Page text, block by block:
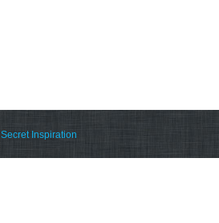
Secret Inspiration